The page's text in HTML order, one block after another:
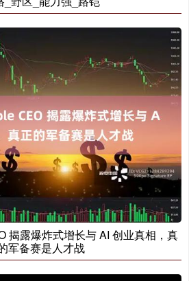
揭露爆炸式增长与 AI 创业真相，真
军备赛是人才战